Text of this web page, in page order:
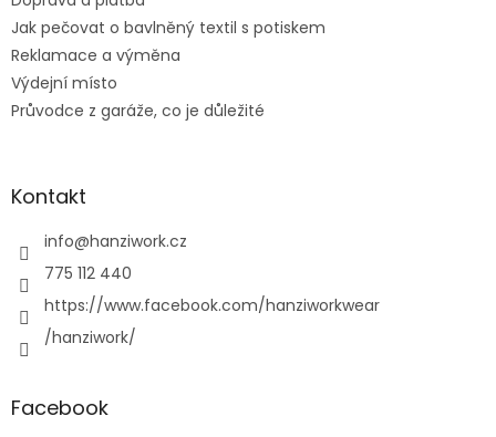
Jak pečovat o bavlněný textil s potiskem
Reklamace a výměna
Výdejní místo
Průvodce z garáže, co je důležité
Kontakt
info@hanziwork.cz
775 112 440
https://www.facebook.com/hanziworkwear
/hanziwork/
Facebook